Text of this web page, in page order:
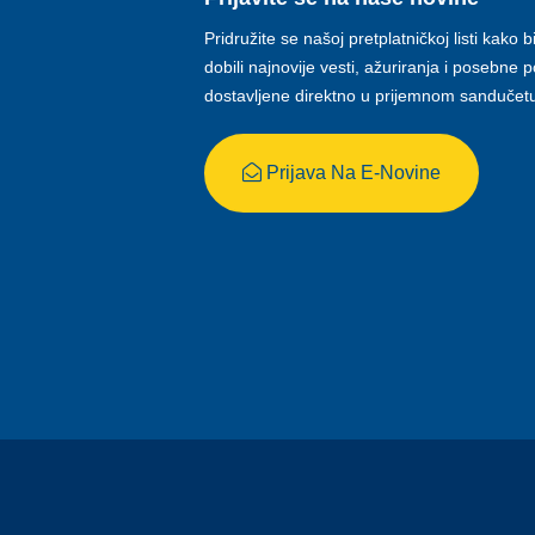
Pridružite se našoj pretplatničkoj listi kako
dobili najnovije vesti, ažuriranja i posebne
dostavljene direktno u prijemnom
Prijava Na E-Novine